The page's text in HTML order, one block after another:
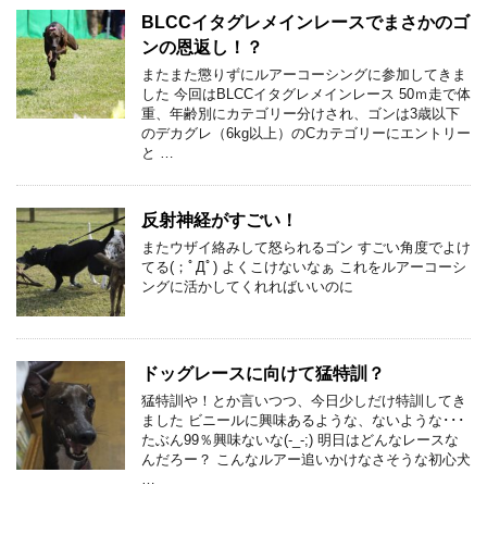
BLCCイタグレメインレースでまさかのゴ
ンの恩返し！？
またまた懲りずにルアーコーシングに参加してきま
した 今回はBLCCイタグレメインレース 50ｍ走で体
重、年齢別にカテゴリー分けされ、ゴンは3歳以下
のデカグレ（6kg以上）のCカテゴリーにエントリー
と …
反射神経がすごい！
またウザイ絡みして怒られるゴン すごい角度でよけ
てる(；ﾟДﾟ) よくこけないなぁ これをルアーコーシ
ングに活かしてくれればいいのに
ドッグレースに向けて猛特訓？
猛特訓や！とか言いつつ、今日少しだけ特訓してき
ました ビニールに興味あるような、ないような･･･
たぶん99％興味ないな(-_-;) 明日はどんなレースな
んだろー？ こんなルアー追いかけなさそうな初心犬